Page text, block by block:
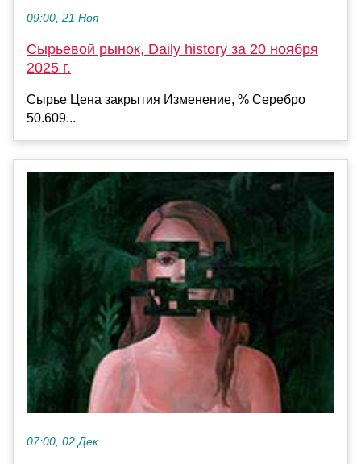
09:00, 21 Ноя
Сырьевой рынок, Daily history за 20 ноября
2025 г.
Сырье Цена закрытия Изменение, % Серебро
50.609...
07:00, 02 Дек